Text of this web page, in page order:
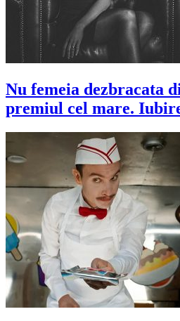
Nu femeia dezbracata
premiul cel mare.